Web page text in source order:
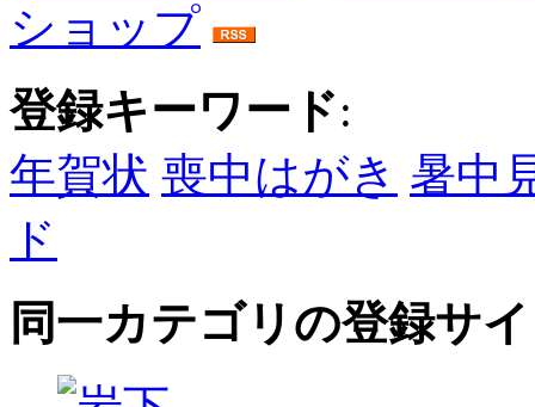
ショップ
登録キーワード:
年賀状 喪中はがき 暑中
ド
同一カテゴリの登録サ